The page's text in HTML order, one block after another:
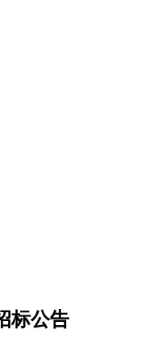
标公告